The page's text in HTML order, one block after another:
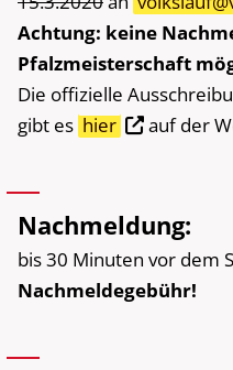
Achtung: keine
Pfalzmeisterschaft
Die offizielle
gibt es hier auf der
Nachmeldung:
bis 30 Minuten vor dem
Nachmeldegebühr!